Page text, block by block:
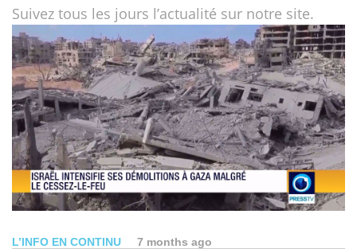
Suivez tous les jours l’actualité sur notre site.
L’INFO EN CONTINU 7 months ago